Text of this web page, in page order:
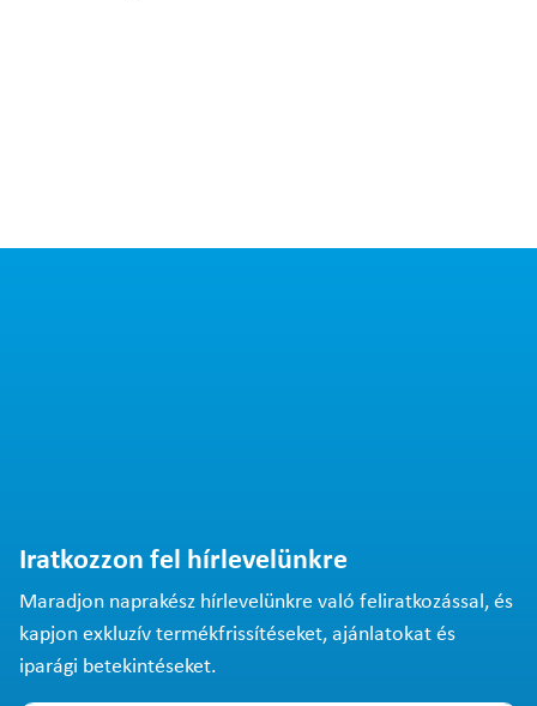
Iratkozzon fel hírlevelünkre
Maradjon naprakész hírlevelünkre való feliratkozással, és
kapjon exkluzív termékfrissítéseket, ajánlatokat és
iparági betekintéseket.